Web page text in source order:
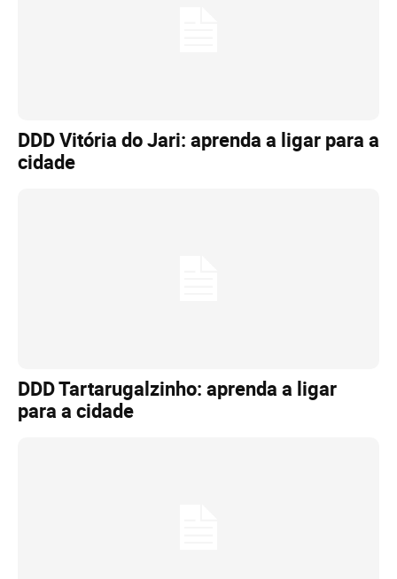
DDD Vitória do Jari: aprenda a ligar para a
cidade
DDD Tartarugalzinho: aprenda a ligar
para a cidade